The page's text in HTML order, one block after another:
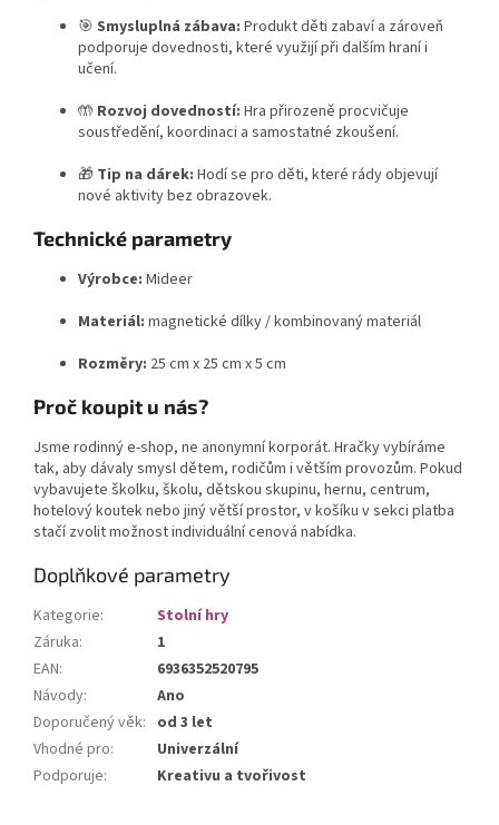
🎯 Smysluplná zábava: Produkt děti zabaví a zároveň
podporuje dovednosti, které využijí při dalším hraní i
učení.
🤲 Rozvoj dovedností: Hra přirozeně procvičuje
soustředění, koordinaci a samostatné zkoušení.
🎁 Tip na dárek: Hodí se pro děti, které rády objevují
nové aktivity bez obrazovek.
Technické parametry
Výrobce: Mideer
Materiál: magnetické dílky / kombinovaný materiál
Rozměry: 25 cm x 25 cm x 5 cm
Proč koupit u nás?
Jsme rodinný e-shop, ne anonymní korporát. Hračky vybíráme
tak, aby dávaly smysl dětem, rodičům i větším provozům. Pokud
vybavujete školku, školu, dětskou skupinu, hernu, centrum,
hotelový koutek nebo jiný větší prostor, v košíku v sekci platba
stačí zvolit možnost individuální cenová nabídka.
Doplňkové parametry
Kategorie:
Stolní hry
Záruka:
1
EAN:
6936352520795
Návody:
Ano
Doporučený věk: od 3 let
Vhodné pro:
Univerzální
Podporuje: Kreativu a tvořivost